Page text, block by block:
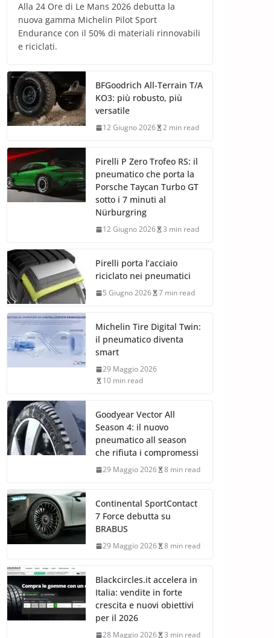
Alla 24 Ore di Le Mans 2026 debutta la
nuova gamma Michelin Pilot Sport
Endurance con il 50% di materiali rinnovabili
e riciclati.
BFGoodrich All-Terrain T/A
KO3: più robusto, più
versatile
12 Giugno 2026 2 min read
Pirelli P Zero Trofeo RS: il
pneumatico che porta la
Porsche Taycan Turbo GT
sotto i 7 minuti al
Nürburgring
12 Giugno 2026 3 min read
Pirelli porta l’acciaio
riciclato nei pneumatici
5 Giugno 2026 7 min read
Michelin Tire Digital Twin:
il pneumatico diventa
smart
29 Maggio 2026
10 min read
Goodyear Vector All
Season 4: il nuovo
pneumatico all season
che rifiuta i compromessi
29 Maggio 2026 8 min read
Continental SportContact
7 Force debutta su
BRABUS
29 Maggio 2026 8 min read
Blackcircles.it accelera in
Italia: vendite in forte
crescita e nuovi obiettivi
per il 2026
28 Maggio 2026 3 min read